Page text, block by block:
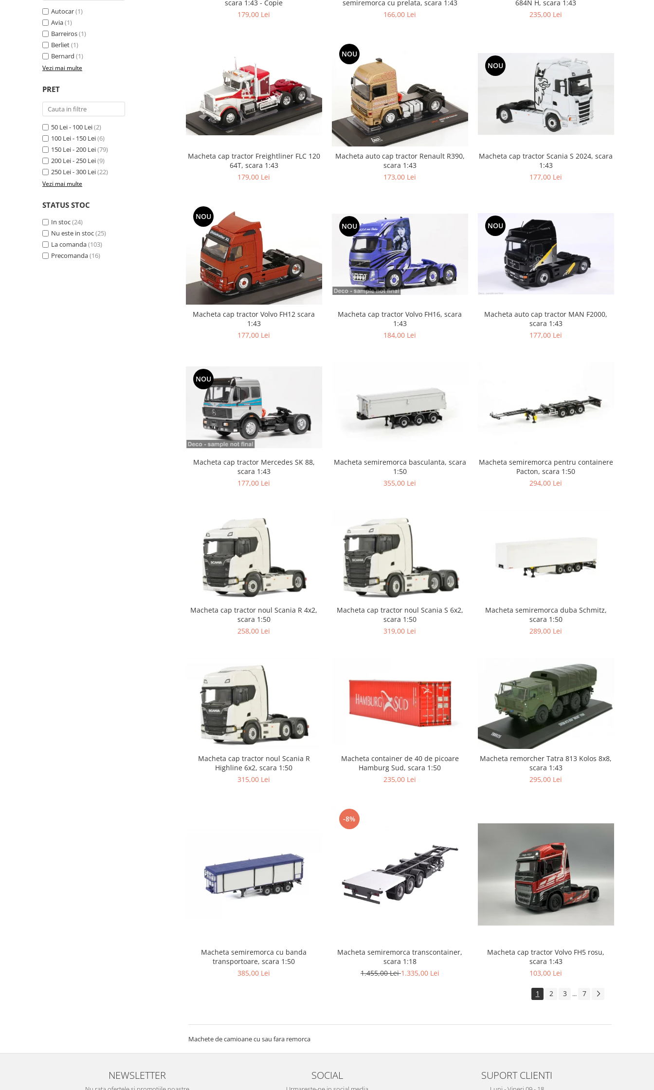
Autocar(1)
Avia(1)
Barreiros(1)
Berliet(1)
Bernard (1)
Vezi mai multe
PRET
50 Lei - 100 Lei(2)
100 Lei - 150 Lei(6)
150 Lei - 200 Lei(79)
200 Lei - 250 Lei(9)
250 Lei - 300 Lei(22)
Vezi mai multe
STATUS STOC
In stoc(24)
Nu este in stoc(25)
La comanda(103)
Precomanda(16)
scara 1:43 - Copie
179,00 Lei
semiremorca cu prelata, scara 1:43
166,00 Lei
684N H, scara 1:43
235,00 Lei
Macheta cap tractor Freightliner FLC 120
64T, scara 1:43
179,00 Lei
NOU
Macheta auto cap tractor Renault R390,
scara 1:43
173,00 Lei
NOU
Macheta cap tractor Scania S 2024, scara
1:43
177,00 Lei
NOU
Macheta cap tractor Volvo FH12 scara
1:43
177,00 Lei
NOU
Macheta cap tractor Volvo FH16, scara
1:43
184,00 Lei
NOU
Macheta auto cap tractor MAN F2000,
scara 1:43
177,00 Lei
NOU
Macheta cap tractor Mercedes SK 88,
scara 1:43
177,00 Lei
Macheta semiremorca basculanta, scara
1:50
355,00 Lei
Macheta semiremorca pentru containere
Pacton, scara 1:50
294,00 Lei
Macheta cap tractor noul Scania R 4x2,
scara 1:50
258,00 Lei
Macheta cap tractor noul Scania S 6x2,
scara 1:50
319,00 Lei
Macheta semiremorca duba Schmitz,
scara 1:50
289,00 Lei
Macheta cap tractor noul Scania R
Highline 6x2, scara 1:50
315,00 Lei
Macheta container de 40 de picoare
Hamburg Sud, scara 1:50
235,00 Lei
Macheta remorcher Tatra 813 Kolos 8x8,
scara 1:43
295,00 Lei
Macheta semiremorca cu banda
transportoare, scara 1:50
385,00 Lei
-8%
Macheta semiremorca transcontainer,
scara 1:18
1.455,00 Lei1.335,00 Lei
Macheta cap tractor Volvo FH5 rosu,
scara 1:43
103,00 Lei
1 2 3 ... 7
Machete de camioane cu sau fara remorca
NEWSLETTER SOCIAL SUPORT CLIENTI